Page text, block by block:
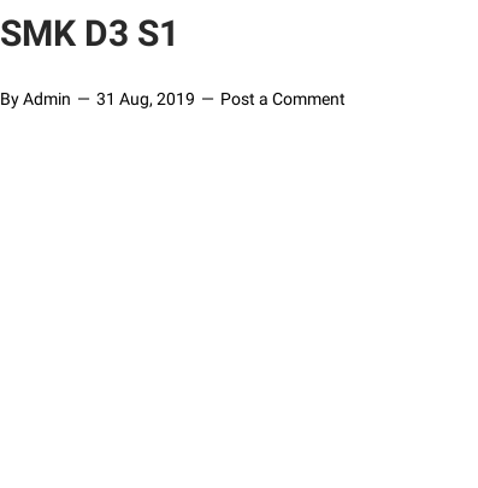
SMK D3 S1
By Admin 31 Aug, 2019 Post a Comment